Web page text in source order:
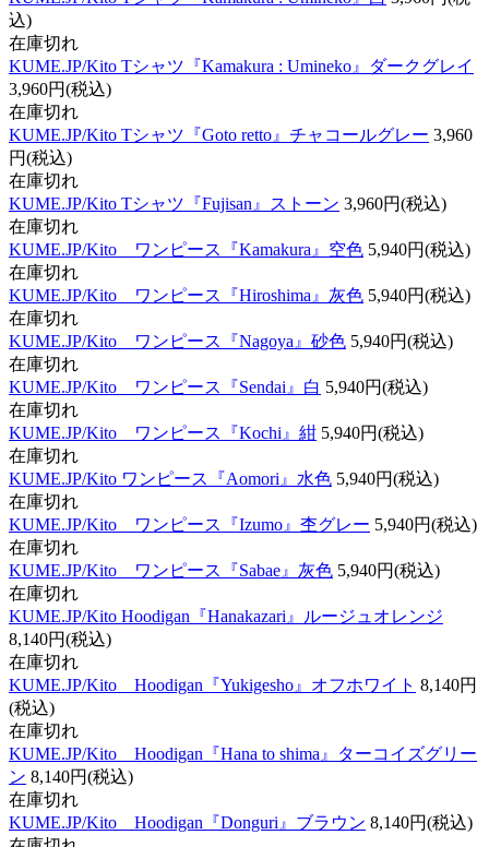
込)
在庫切れ
KUME.JP/Kito Tシャツ『Kamakura : Umineko』ダークグレイ
3,960円(税込)
在庫切れ
KUME.JP/Kito Tシャツ『Goto retto』チャコールグレー 3,960
円(税込)
在庫切れ
KUME.JP/Kito Tシャツ『Fujisan』ストーン 3,960円(税込)
在庫切れ
KUME.JP/Kito ワンピース『Kamakura』空色 5,940円(税込)
在庫切れ
KUME.JP/Kito ワンピース『Hiroshima』灰色 5,940円(税込)
在庫切れ
KUME.JP/Kito ワンピース『Nagoya』砂色 5,940円(税込)
在庫切れ
KUME.JP/Kito ワンピース『Sendai』白 5,940円(税込)
在庫切れ
KUME.JP/Kito ワンピース『Kochi』紺 5,940円(税込)
在庫切れ
KUME.JP/Kito ワンピース『Aomori』水色 5,940円(税込)
在庫切れ
KUME.JP/Kito ワンピース『Izumo』杢グレー 5,940円(税込)
在庫切れ
KUME.JP/Kito ワンピース『Sabae』灰色 5,940円(税込)
在庫切れ
KUME.JP/Kito Hoodigan『Hanakazari』ルージュオレンジ
8,140円(税込)
在庫切れ
KUME.JP/Kito Hoodigan『Yukigesho』オフホワイト 8,140円
(税込)
在庫切れ
KUME.JP/Kito Hoodigan『Hana to shima』ターコイズグリー
ン 8,140円(税込)
在庫切れ
KUME.JP/Kito Hoodigan『Donguri』ブラウン 8,140円(税込)